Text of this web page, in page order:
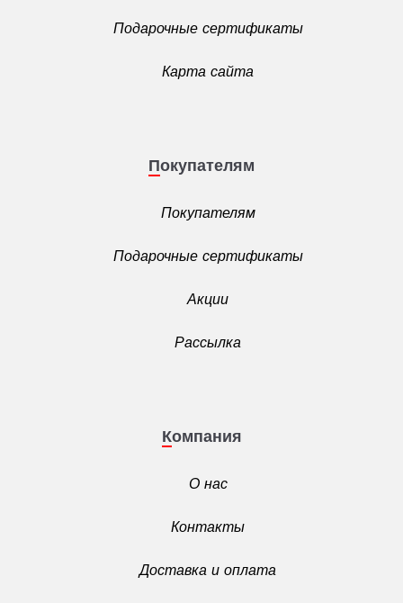
Подарочные сертификаты
Карта сайта
Покупателям
Покупателям
Подарочные сертификаты
Акции
Рассылка
Компания
О нас
Контакты
Доставка и оплата